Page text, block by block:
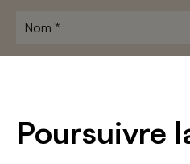
Poursuivre
Nom
J'accepte les termes et conditions